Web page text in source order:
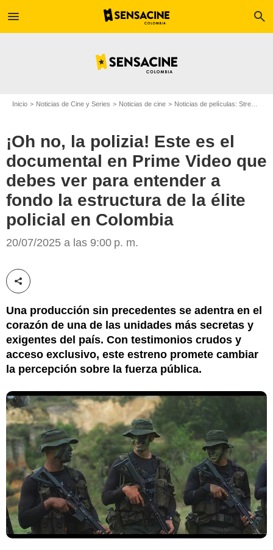
menu search
Inicio Noticias de Cine y Series Noticias de cine Noticias de películas: Streaming
¡Oh no, la polizia! Este es el
documental en Prime Video que
debes ver para entender a
fondo la estructura de la élite
policial en Colombia
20/07/2025 a las 9:00 p. m.
Compartir esta noticia
Una producción sin precedentes se adentra en el
corazón de una de las unidades más secretas y
exigentes del país. Con testimonios crudos y
acceso exclusivo, este estreno promete cambiar
la percepción sobre la fuerza pública.